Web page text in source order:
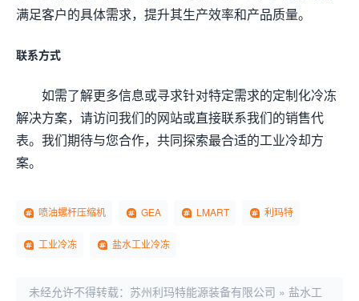
满足客户的具体需求，提升其生产效率和产品质量。
联系方式
如需了解更多信息或寻求针对特定需求的定制化冷冻
解决方案，请访问我们的网站或直接联系我们的销售代
表。我们期待与您合作，共同探索最合适的工业冷却方
案。
喷油螺杆压缩机 GEA LMART 利玛特
工业冷冻 盐水工业冷冻
未经允许不得转载： 苏州利玛特能源装备有限公司 » 盐水工